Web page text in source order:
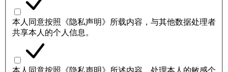
本人同意按照《隐私声明》所载内容，与其他数据处理者
共享本人的个人信息。
本人同意按照《隐私声明》所述内容，处理本人的敏感个